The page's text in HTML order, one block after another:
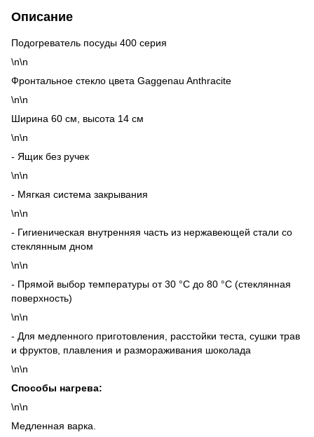
Описание
Подогреватель посуды 400 серия
\n\n
Фронтальное стекло цвета Gaggenau Anthracite
\n\n
Ширина 60 см, высота 14 см
\n\n
- Ящик без ручек
\n\n
- Мягкая система закрывания
\n\n
- Гигиеническая внутренняя часть из нержавеющей стали со
стеклянным дном
\n\n
- Прямой выбор температуры от 30 °C до 80 °C (стеклянная
поверхность)
\n\n
- Для медленного приготовления, расстойки теста, сушки трав
и фруктов, плавления и размораживания шоколада
\n\n
Способы нагрева:
\n\n
Медленная варка.